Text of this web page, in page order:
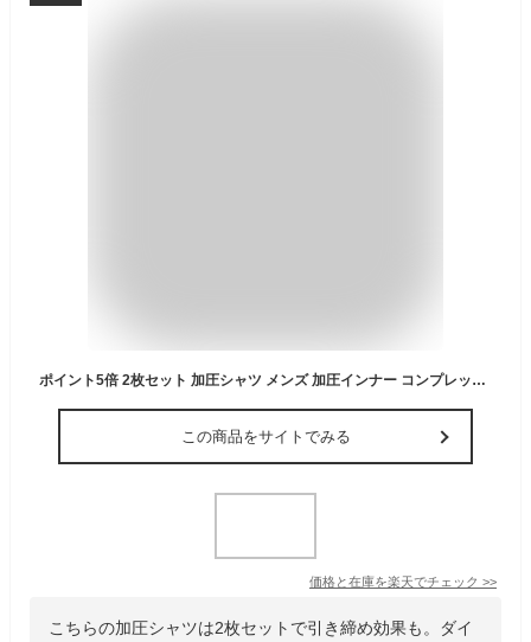
ポイント5倍 2枚セット 加圧シャツ メンズ 加圧インナー コンプレッションウェア 半袖 補正下着 ダイエット お腹 ウエスト 引き締め
この商品をサイトでみる
価格と在庫を楽天でチェック >>
こちらの加圧シャツは2枚セットで引き締め効果も。ダイ